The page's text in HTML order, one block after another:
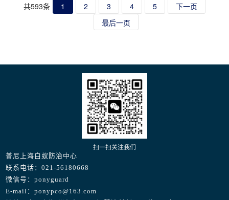
共593条 1 2 3 4 5
下一页
最后一页
扫一扫关注我们
普尼上海白蚁防治中心
联系电话：021-56180668
微信号：ponyguard
E-mail：ponypco@163.com